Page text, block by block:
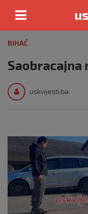
content
BIHAĆ
Saobracajna
uskvijesti.ba